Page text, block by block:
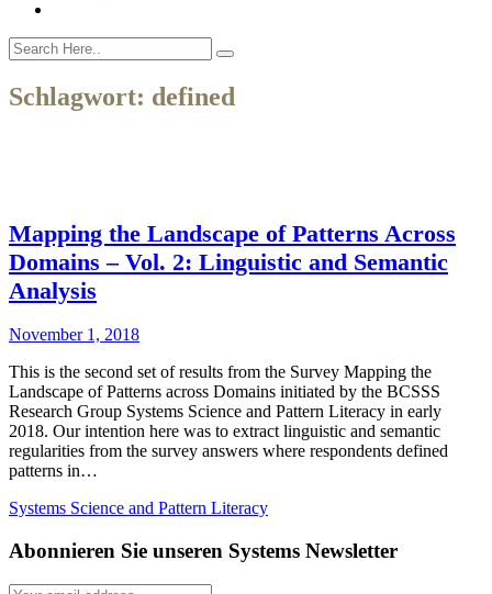
Schlagwort: defined
Mapping the Landscape of Patterns Across
Domains – Vol. 2: Linguistic and Semantic
Analysis
November 1, 2018
This is the second set of results from the Survey Mapping the
Landscape of Patterns across Domains initiated by the BCSSS
Research Group Systems Science and Pattern Literacy in early
2018. Our intention here was to extract linguistic and semantic
regularities from the survey answers where respondents defined
patterns in…
Systems Science and Pattern Literacy
Abonnieren Sie unseren Systems Newsletter